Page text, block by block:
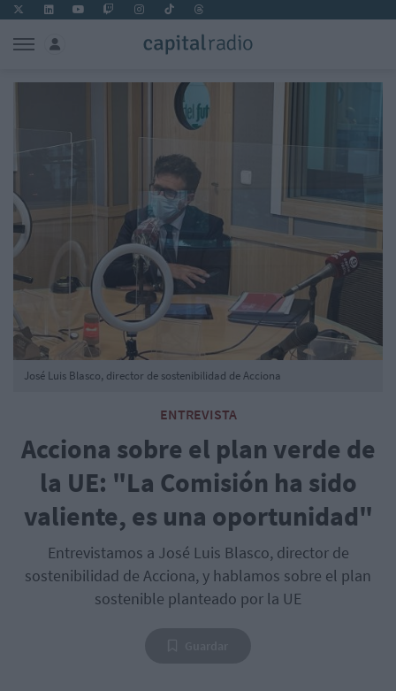
ENTREVISTA
Acciona sobre el plan verde de
la UE: "La Comisión ha sido
valiente, es una oportunidad"
Entrevistamos a José Luis Blasco, director de
sostenibilidad de Acciona, y hablamos sobre el plan
sostenible planteado por la UE
José Luis Blasco, director de sostenibilidad de Acciona